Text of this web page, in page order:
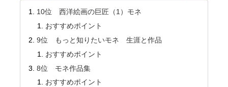
10位 西洋絵画の巨匠（1）モネ
おすすめポイント
9位 もっと知りたいモネ 生涯と作品
おすすめポイント
8位 モネ作品集
おすすめポイント